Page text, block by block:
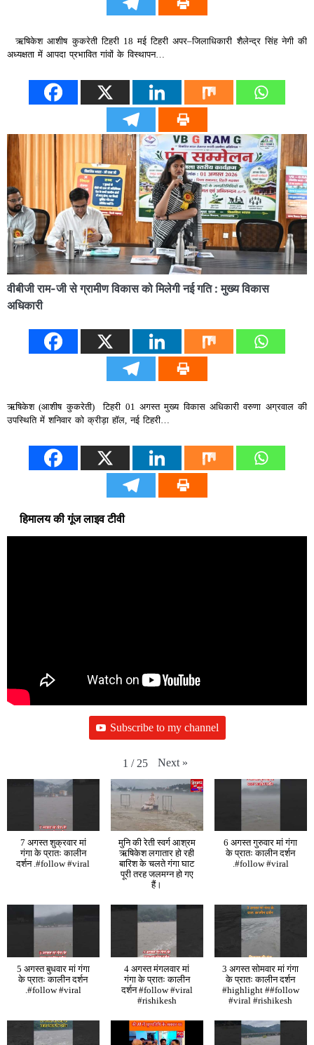
ऋषिकेश आशीष कुकरेती टिहरी 18 मई टिहरी अपर–जिलाधिकारी शैलेन्द्र सिंह नेगी की
अध्यक्षता में आपदा प्रभावित गांवों के विस्थापन…
वीबीजी राम-जी से ग्रामीण विकास को मिलेगी नई गति : मुख्य विकास
अधिकारी
ऋषिकेश (आशीष कुकरेती) टिहरी 01 अगस्त मुख्य विकास अधिकारी वरुणा अग्रवाल की
उपस्थिति में शनिवार को क्रीड़ा हॉल, नई टिहरी…
हिमालय की गूंज लाइव टीवी
Subscribe to my channel
1 / 25 Next »
7 अगस्त शुक्रवार मां
गंगा के प्रातः कालीन
दर्शन .#follow #viral
मुनि की रेती स्वर्ग आश्रम
ऋषिकेश लगातार हो रही
बारिश के चलते गंगा घाट
पूरी तरह जलमग्न हो गए
हैं।
6 अगस्त गुरुवार मां गंगा
के प्रातः कालीन दर्शन
.#follow #viral
5 अगस्त बुधवार मां गंगा
के प्रातः कालीन दर्शन
.#follow #viral
4 अगस्त मंगलवार मां
गंगा के प्रातः कालीन
दर्शन #follow #viral
#rishikesh
3 अगस्त सोमवार मां गंगा
के प्रातः कालीन दर्शन
#highlight ##follow
#viral #rishikesh